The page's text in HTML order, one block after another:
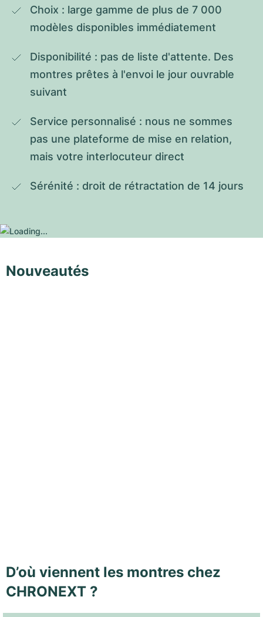
Choix : large gamme de plus de 7 000
modèles disponibles immédiatement
Disponibilité : pas de liste d'attente. Des
montres prêtes à l'envoi le jour ouvrable
suivant
Service personnalisé : nous ne sommes
pas une plateforme de mise en relation,
mais votre interlocuteur direct
Sérénité : droit de rétractation de 14 jours
Nouveautés
D’où viennent les montres chez
CHRONEXT ?